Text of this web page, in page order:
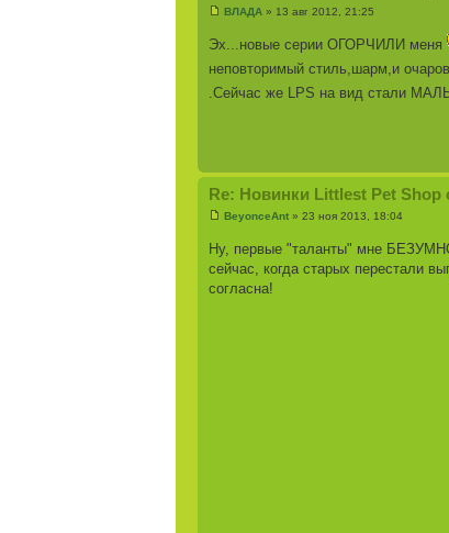
ВЛАДА » 13 авг 2012, 21:25
Эх...новые серии ОГОРЧИЛИ меня
неповторимый стиль,шарм,и
.Сейчас же LPS на вид стали
Re: Новинки Littlest Pet Shop
BeyonceAnt » 23 ноя 2013, 18:04
Ну, первые "таланты" мне
сейчас, когда старых перестали
согласна!